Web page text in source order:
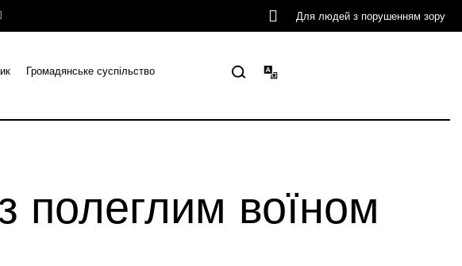
Для людей з порушенням зору
Громадянське суспільство
полеглим воїном